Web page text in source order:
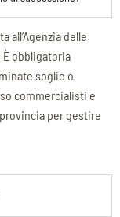
all’Agenzia delle
È obbligatoria
soglie o
commercialisti e
per gestire